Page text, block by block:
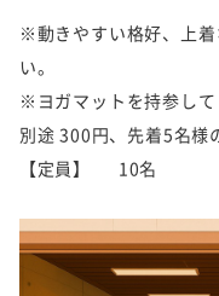
※動きやすい格好、上
い。
※ヨガマットを持参して
別途 300円、先着5名様
【定員】 10名